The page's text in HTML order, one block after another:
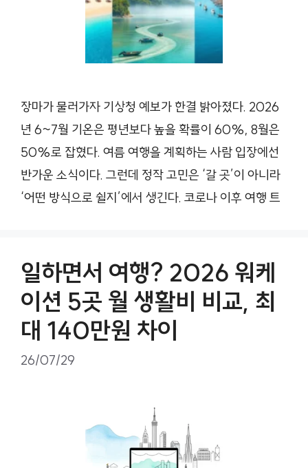
장마가 물러가자 기상청 예보가 한결 밝아졌다. 2026
년 6~7월 기온은 평년보다 높을 확률이 60%, 8월은
50%로 잡혔다. 여름 여행을 계획하는 사람 입장에선
반가운 소식이다. 그런데 정작 고민은 ‘갈 곳’이 아니라
‘어떤 방식으로 쉴지’에서 생긴다. 코로나 이후 여행 트
일하면서 여행? 2026 워케
이션 5곳 월 생활비 비교, 최
대 140만원 차이
26/07/29